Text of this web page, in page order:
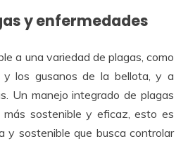
y enfermedades
a una variedad de plagas, como
y los gusanos de la bellota, y a
Un manejo integrado de plagas
sostenible y eficaz, esto es
y sostenible que busca controlar